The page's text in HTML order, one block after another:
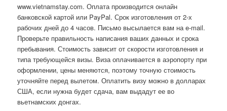
www.vietnamstay.com. Оплата производится онлайн
банковской картой или PayPal. Срок изготовления от 2-х
рабочих дней до 4 часов. Письмо высылается вам на e-mail.
Проверьте правильность написания ваших данных и срока
пребывания. Стоимость зависит от скорости изготовления и
типа требующейся визы. Виза оплачивается в аэропорту при
оформлении, цены меняются, поэтому точную стоимость
уточняйте перед вылетом. Оплатить визу можно в долларах
США, если нужна будет сдача, вам выдадут ее во
вьетнамских донгах.